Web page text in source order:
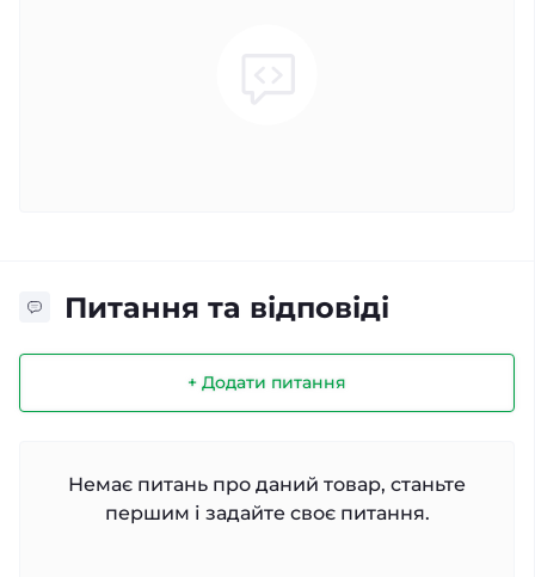
Питання та відповіді
+ Додати питання
Немає питань про даний товар, станьте
першим і задайте своє питання.